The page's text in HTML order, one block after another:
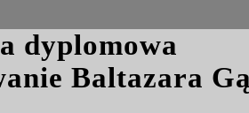
dyplomowa
Baltazara